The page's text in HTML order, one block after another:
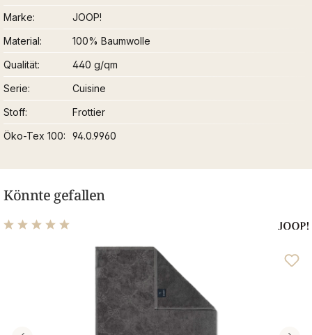
Marke
JOOP!
Material
100% Baumwolle
Qualität
440 g/qm
Serie
Cuisine
Stoff
Frottier
Öko-Tex 100
94.0.9960
Könnte gefallen